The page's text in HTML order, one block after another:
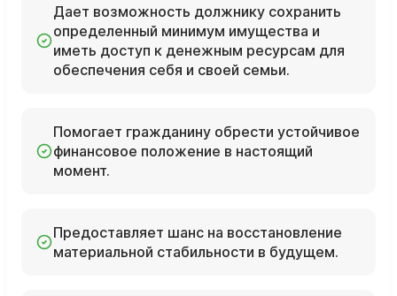
Дает возможность должнику сохранить
определенный минимум имущества и
иметь доступ к денежным ресурсам для
обеспечения себя и своей семьи.
Помогает гражданину обрести устойчивое
финансовое положение в настоящий
момент.
Предоставляет шанс на восстановление
материальной стабильности в будущем.